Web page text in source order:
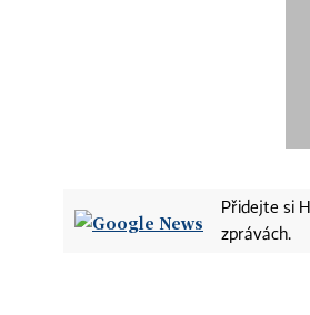
Přidejte si
zprávách.